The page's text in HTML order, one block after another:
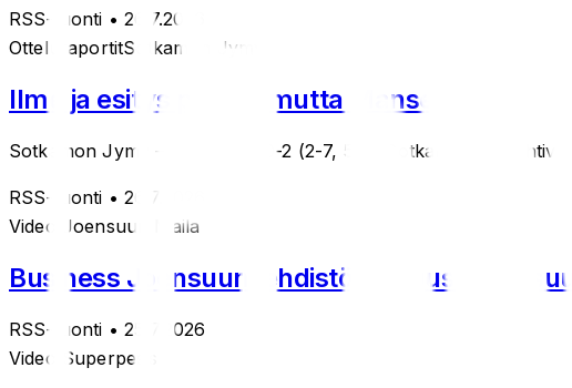
RSS-tuonti • 26.7.2026
OtteluraportitSotkamon Jymy
Ilme ja esitys parani, mutta Manse vei
Sotkamon Jymy – Manse PP 0-2 (2-7, 5-6) Sotkamolaiset
RSS-tuonti • 26.7.2026
Videot
Joensuun Maila
Business Joensuun lehdistötilaisuus:
RSS-tuonti • 25.7.2026
Videot
Superpesis